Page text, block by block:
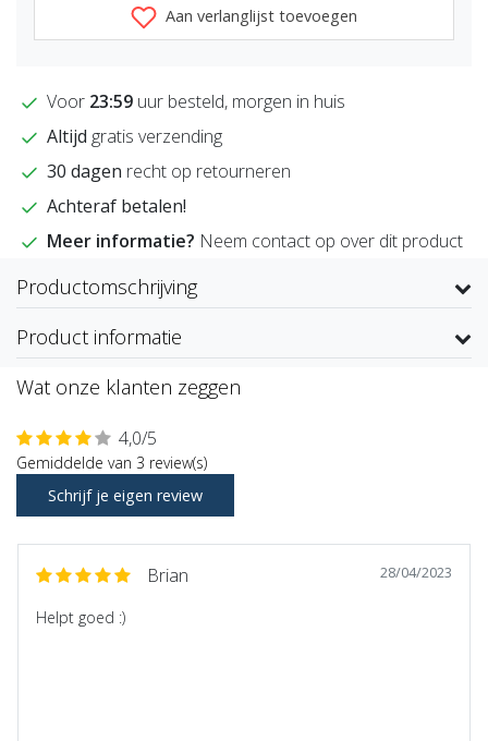
Aan verlanglijst toevoegen
Voor 23:59 uur besteld, morgen in huis
Altijd gratis verzending
30 dagen recht op retourneren
Achteraf betalen!
Meer informatie? Neem contact op over dit product
Productomschrijving
Product informatie
Wat onze klanten zeggen
4,0/5
Gemiddelde van 3 review(s)
Schrijf je eigen review
Brian 28/04/2023
Helpt goed :)